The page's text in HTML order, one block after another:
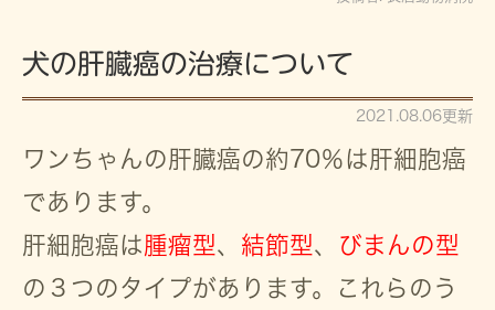
犬の肝臓癌の治療について
2021.08.06更新
ワンちゃんの肝臓癌の約70％は肝細胞癌
であります。
肝細胞癌は腫瘤型、 結節型、 びまんの型
の３つのタイプがあります。これらのう